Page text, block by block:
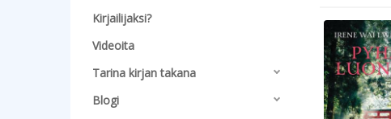
Kirjailijaksi?
Videoita
Tarina kirjan takana
Blogi